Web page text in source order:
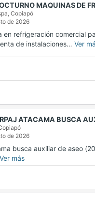
MAQUINAS DE
Copiapó
de 2026
en refrigeración comercial
de instalaciones… Ver
ATACAMA BUSCA
de 2026
busca auxiliar de aseo
Ver más